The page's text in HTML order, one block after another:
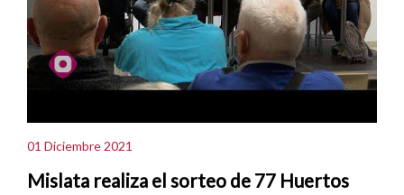
01 Diciembre 2021
Mislata realiza el sorteo de 77 Huertos